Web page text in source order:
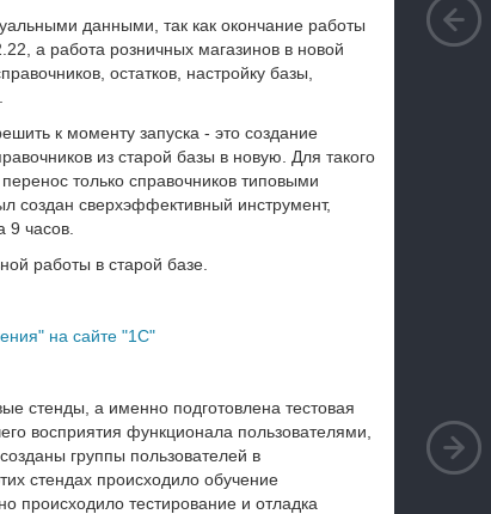
данными, так как окончание работы
а работа розничных магазинов в новой
остатков, настройку базы,
к моменту запуска - это создание
из старой базы в новую. Для такого
только справочников типовыми
создан сверхэффективный инструмент,
9 часов.
работы в старой базе.
на сайте "1С"
стенды, а именно подготовлена тестовая
восприятия функционала пользователями,
группы пользователей в
стендах происходило обучение
происходило тестирование и отладка